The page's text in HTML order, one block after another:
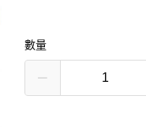
數量